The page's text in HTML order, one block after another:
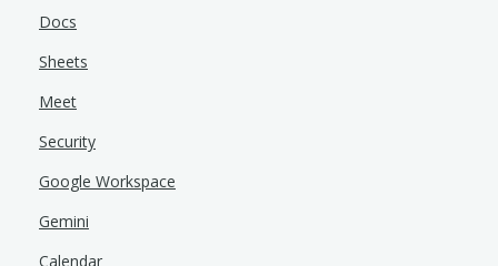
Docs
Sheets
Meet
Security
Google Workspace
Gemini
Calendar